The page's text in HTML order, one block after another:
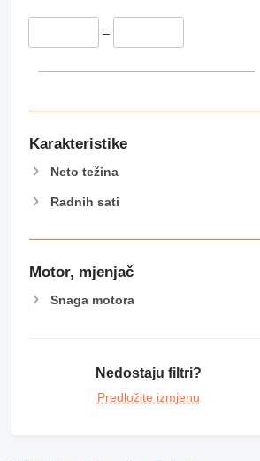
–
Karakteristike
Neto težina
Radnih sati
Motor, mjenjač
Snaga motora
Nedostaju filtri?
Predložite izmjenu